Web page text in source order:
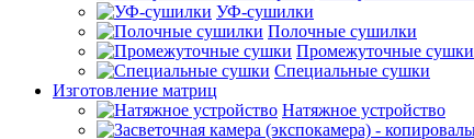
УФ-сушилки
Полочные сушилки
Промежуточные сушки
Специальные сушки
Изготовление матриц
Натяжное устройство